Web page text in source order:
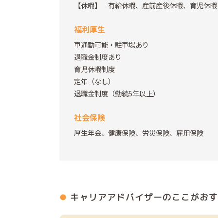
【休暇】 有給休暇、産前産後休暇、育児休暇
福利厚生
車通勤可能・駐車場あり
退職金制度あり
育児休暇制度
定年（なし）
退職金制度（勤続5年以上）
社会保険
厚生年金、健康保険、労災保険、雇用保険
キャリアアドバイザーのここがお